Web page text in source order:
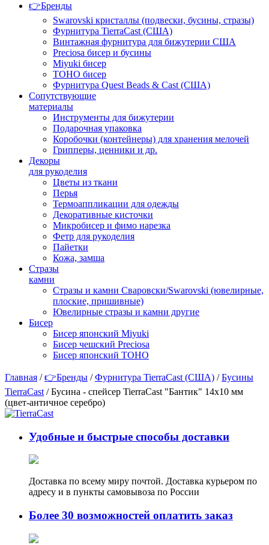
👉Бренды
Swarovski кристаллы (подвески, бусины, стразы)
Фурнитура TierraCast (США)
Винтажная фурнитура для бижутерии США
Preciosa бисер и бусины
Miyuki бисер
TOHO бисер
Фурнитура Quest Beads & Cast (США)
Сопутствующие
материалы
Инструменты для бижутерии
Подарочная упаковка
Коробочки (контейнеры) для хранения мелочей
Грипперы, ценники и др.
Декоры
для рукоделия
Цветы из ткани
Перья
Термоаппликации для одежды
Декоративные кисточки
Микробисер и фимо нарезка
Фетр для рукоделия
Пайетки
Кожа, замша
Стразы
камни
Стразы и камни Сваровски/Swarovski (ювелирные,
плоские, пришивные)
Ювелирные стразы и камни другие
Бисер
Бисер японский Miyuki
Бисер чешский Preciosa
Бисер японский TOHO
Главная /👉Бренды /Фурнитура TierraCast (США) /Бусины
TierraCast / Бусина - спейсер TierraCast "Бантик" 14х10 мм
(цвет-античное серебро)
Удобные и быстрые способы доставки
Доставка по всему миру почтой. Доставка курьером по
адресу и в пункты самовывоза по России
Более 30 возможностей оплатить заказ